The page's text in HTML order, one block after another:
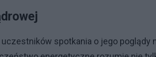
uczestników spotkania o jego